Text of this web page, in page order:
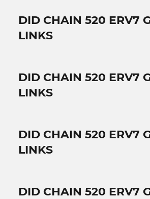
DID CHAIN 520 ERV7
LINKS
DID CHAIN 520 ERV7
LINKS
DID CHAIN 520 ERV7
LINKS
DID CHAIN 520 ERV7